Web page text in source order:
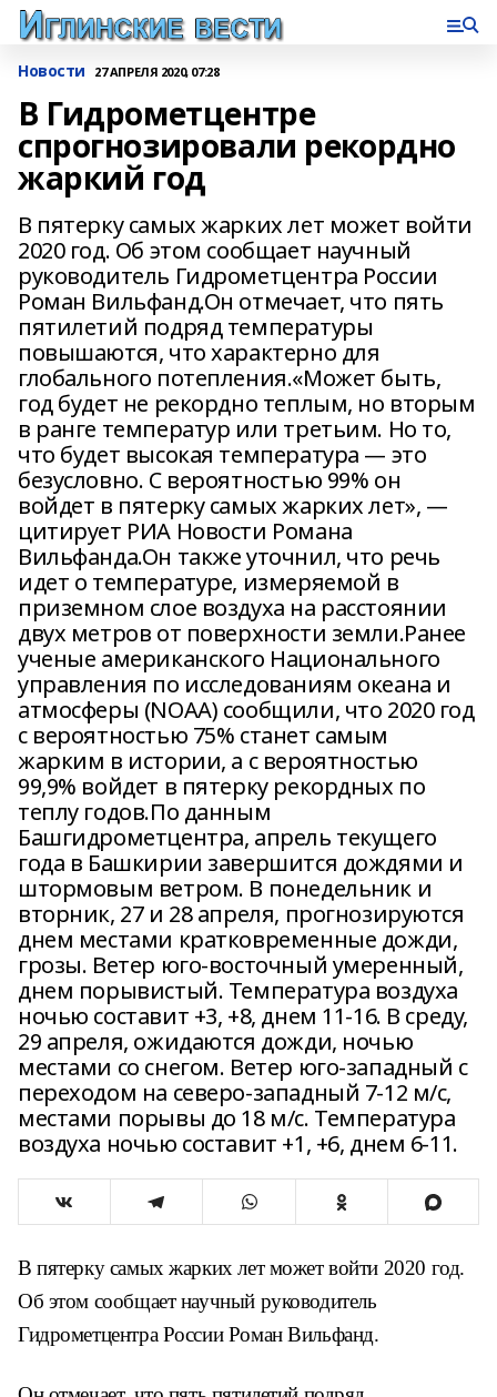
Новости 27 АПРЕЛЯ 2020, 07:28
В Гидрометцентре
спрогнозировали рекордно
жаркий год
В пятерку самых жарких лет может войти
2020 год. Об этом сообщает научный
руководитель Гидрометцентра России
Роман Вильфанд.Он отмечает, что пять
пятилетий подряд температуры
повышаются, что характерно для
глобального потепления.«Может быть,
год будет не рекордно теплым, но вторым
в ранге температур или третьим. Но то,
что будет высокая температура — это
безусловно. С вероятностью 99% он
войдет в пятерку самых жарких лет», —
цитирует РИА Новости Романа
Вильфанда.Он также уточнил, что речь
идет о температуре, измеряемой в
приземном слое воздуха на расстоянии
двух метров от поверхности земли.Ранее
ученые американского Национального
управления по исследованиям океана и
атмосферы (NOAA) сообщили, что 2020 год
с вероятностью 75% станет самым
жарким в истории, а с вероятностью
99,9% войдет в пятерку рекордных по
теплу годов.По данным
Башгидрометцентра, апрель текущего
года в Башкирии завершится дождями и
штормовым ветром. В понедельник и
вторник, 27 и 28 апреля, прогнозируются
днем местами кратковременные дожди,
грозы. Ветер юго-восточный умеренный,
днем порывистый. Температура воздуха
ночью составит +3, +8, днем 11-16. В среду,
29 апреля, ожидаются дожди, ночью
местами со снегом. Ветер юго-западный с
переходом на северо-западный 7-12 м/с,
местами порывы до 18 м/с. Температура
воздуха ночью составит +1, +6, днем 6-11.
В пятерку самых жарких лет может войти 2020 год.
Об этом сообщает научный руководитель
Гидрометцентра России Роман Вильфанд.